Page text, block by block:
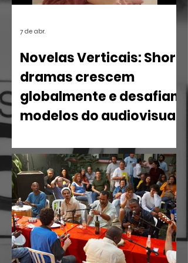
Novelas Verticais: Short
dramas crescem
globalmente e desafiam
modelos do audiovisual
em 2026 confirma uma tendência
irreversível: o espectador busca
narrativas ágeis, dramáticas e
estritamente verticais.
7 de abr.